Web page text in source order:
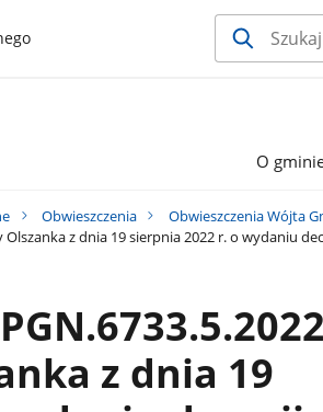
O
Obwieszczenia Obwieszczenia Wójta
Olszanka z dnia 19 sierpnia 2022 r. o wydaniu
z dnia 19